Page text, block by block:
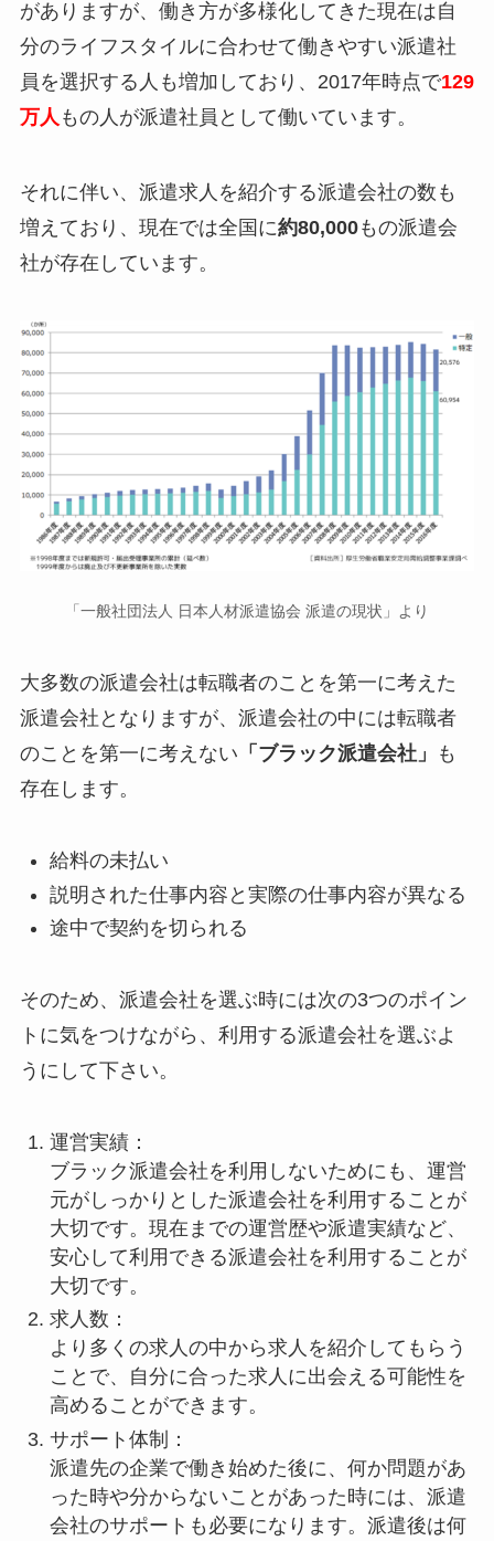
がありますが、働き方が多様化してきた現在は自
分のライフスタイルに合わせて働きやすい派遣社
員を選択する人も増加しており、2017年時点で129
万人 もの人が派遣社員として働いています。
それに伴い、派遣求人を紹介する派遣会社の数も
増えており、現在では全国に約80,000もの派遣会
社が存在しています。
「一般社団法人 日本人材派遣協会 派遣の現状」より
大多数の派遣会社は転職者のことを第一に考えた
派遣会社となりますが、派遣会社の中には転職者
のことを第一に考えない 「ブラック派遣会社」
も
存在します。
給料の未払い
説明された仕事内容と実際の仕事内容が異なる
途中で契約を切られる
そのため、派遣会社を選ぶ時には次の3つのポイン
トに気をつけながら、利用する派遣会社を選ぶよ
うにして下さい。
運営実績：
ブラック派遣会社を利用しないためにも、運営
元がしっかりとした派遣会社を利用することが
大切です。現在までの運営歴や派遣実績など、
安心して利用できる派遣会社を利用することが
大切です。
求人数：
より多くの求人の中から求人を紹介してもらう
ことで、自分に合った求人に出会える可能性を
高めることができます。
サポート体制：
派遣先の企業で働き始めた後に、何か問題があ
った時や分からないことがあった時には、派遣
会社のサポートも必要になります。派遣後は何